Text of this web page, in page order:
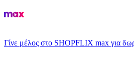
Γίνε μέλος στο SHOPFLIX max για